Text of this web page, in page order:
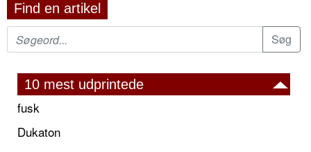
Find en artikel
10 mest udprintede
fusk
Dukaton